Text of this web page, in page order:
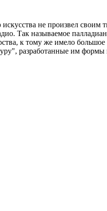
не произвел
Так называемое
к тому же имело
разработанные им